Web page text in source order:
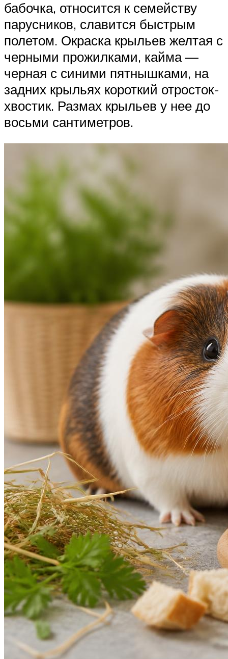
бабочка, относится к семейству
парусников, славится быстрым
полетом. Окраска крыльев желтая с
черными прожилками, кайма —
черная с синими пятнышками, на
задних крыльях короткий отросток-
хвостик. Размах крыльев у нее до
восьми сантиметров.